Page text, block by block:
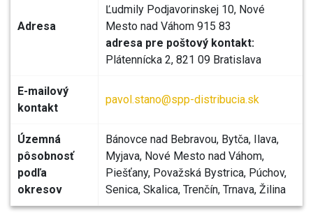
Adresa
Ľudmily Podjavorinskej 10, Nové
Mesto nad Váhom 915 83
adresa pre poštový kontakt:
Plátennícka 2, 821 09 Bratislava
E-mailový
kontakt
pavol.stano@spp-distribucia.sk
Územná
pôsobnosť
podľa
okresov
Bánovce nad Bebravou, Bytča, Ilava,
Myjava, Nové Mesto nad Váhom,
Piešťany, Považská Bystrica, Púchov,
Senica, Skalica, Trenčín, Trnava, Žilina